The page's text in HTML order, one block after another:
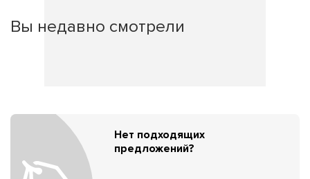
Вы недавно смотрели
Нет подходящих
предложений?